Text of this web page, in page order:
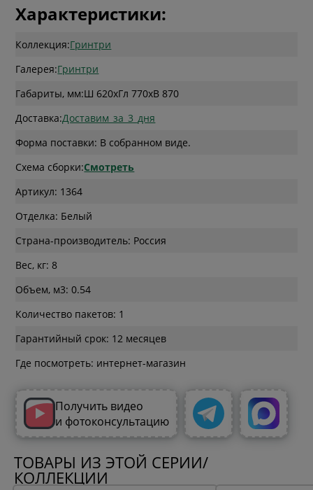
Характеристики:
Коллекция:Гринтри
Галерея:Гринтри
Габариты, мм:Ш 620xГл 770xВ 870
Доставка:Доставим_за_3_дня
Форма поставки: В собранном виде.
Схема сборки:Смотреть
Артикул: 1364
Отделка: Белый
Страна-производитель: Россия
Вес, кг: 8
Объем, м3: 0.54
Количество пакетов: 1
Гарантийный срок: 12 месяцев
Где посмотреть: интернет-магазин
Получить видео
и фотоконсультацию
ТОВАРЫ ИЗ ЭТОЙ СЕРИИ/
КОЛЛЕКЦИИ